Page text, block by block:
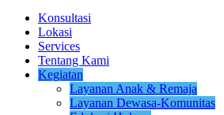
Konsultasi
Lokasi
Services
Tentang Kami
Kegiatan
Layanan Anak & Remaja
Layanan Dewasa-Komunitas